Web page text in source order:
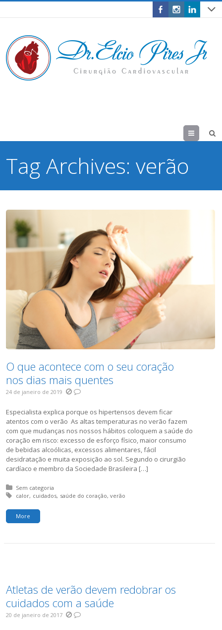
Menu
Tag Archives:verão
O que acontece com o seu coração
nos dias mais quentes
24 de janeiro de 2019
Especialista explica porque os hipertensos devem ficar
atentos com o verão As altas temperaturas no verão fazem
com que mudanças nos nossos hábitos coloquem a saúde do
coração em risco: excesso de esforço físico, maior consumo
de bebidas alcoólicas, excessos alimentares, fácil
desidratação e muita exposição ao sol. Segundo o cirurgião
cardíaco e membro da Sociedade Brasileira […]
Posted in:
Sem categoria
Tagged with:
calor cuidados saúde do coração verão
More
Atletas de verão devem redobrar os
cuidados com a saúde
20 de janeiro de 2017